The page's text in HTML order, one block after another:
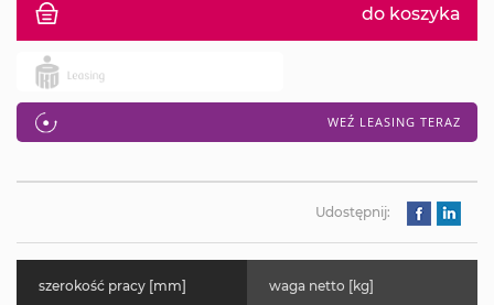
do koszyka
WEŹ LEASING TERAZ
Udostępnij:
szerokość pracy [mm] waga netto [kg]